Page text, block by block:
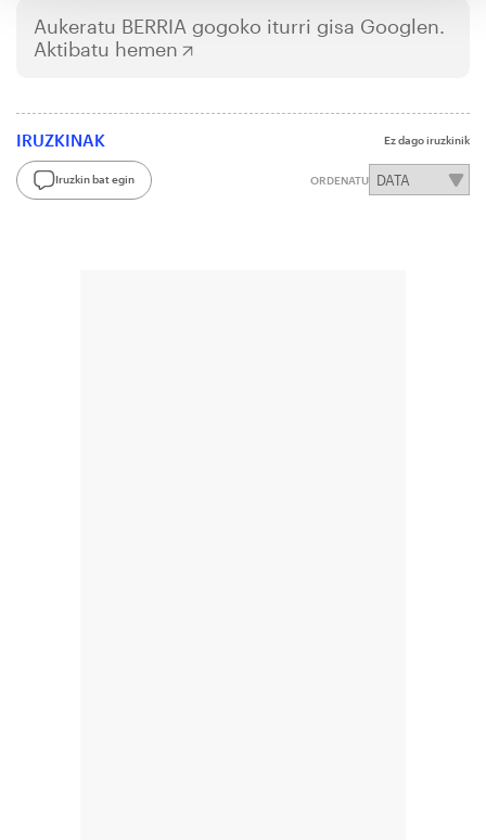
Aukeratu BERRIA gogoko iturri gisa Googlen.
Aktibatu hemen
IRUZKINAK Ez dago iruzkinik
Iruzkin bat egin ORDENATU